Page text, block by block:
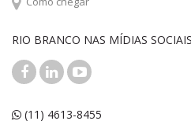
RIO BRANCO NAS MÍDIAS
(11) 4613-8455